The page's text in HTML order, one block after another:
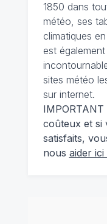
1850 dans
météo, ses
climatiques
est
sites météo
sur internet.
coûteux et si
satisfaits,
nous aider